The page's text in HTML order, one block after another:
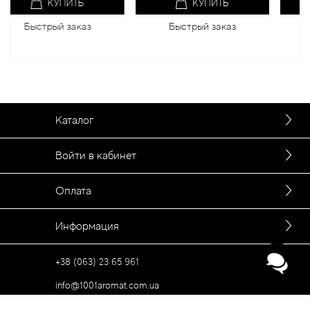
Быстрый заказ Быстрый заказ
Каталог
Войти в кабинет
Оплата
Информация
+38 (063) 23 65 961
info@1001aromat.com.ua